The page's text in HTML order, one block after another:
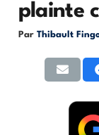
plainte
Par Thibault